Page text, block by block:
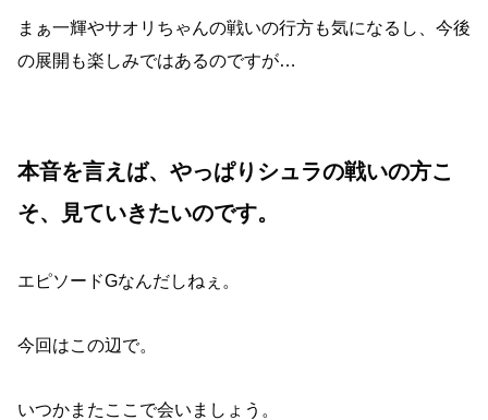
まぁ一輝やサオリちゃんの戦いの行方も気になるし、今後
の展開も楽しみではあるのですが…
本音を言えば、やっぱりシュラの戦いの方こ
そ、見ていきたいのです。
エピソードGなんだしねぇ。
今回はこの辺で。
いつかまたここで会いましょう。